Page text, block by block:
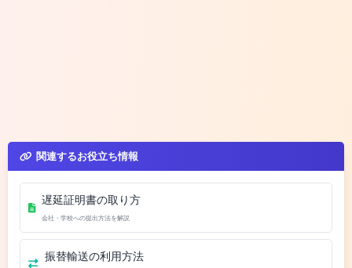
関連するお役立ち情報
遅延証明書の取り方
会社・学校への提出方法を解説
振替輸送の利用方法